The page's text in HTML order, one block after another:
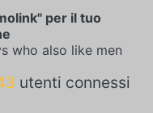
per il tuo
who also like men
utenti connessi